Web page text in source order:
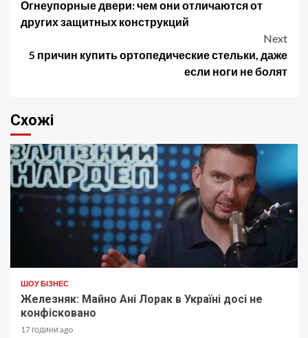
navigation
Огнеупорные двери: чем они отличаются от
других защитных конструкций
Next
5 причин купить ортопедические стельки, даже
если ноги не болят
Схожі
ШОУ БІЗНЕС
Железняк: Майно Ані Лорак в Україні досі не
конфісковано
17 години ago